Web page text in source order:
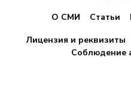
О СМИ Статьи
Лицензия и реквизиты
Соблюдение